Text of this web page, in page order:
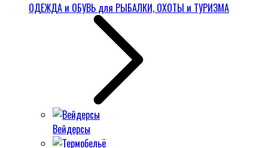
ОДЕЖДА и ОБУВЬ для РЫБАЛКИ, ОХОТЫ и ТУРИЗМА
Вейдерсы